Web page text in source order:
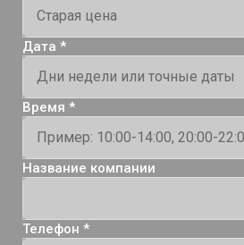
Дата *
Время *
Название компании
Телефон *